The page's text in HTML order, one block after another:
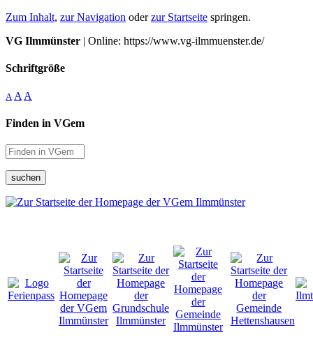
Zum Inhalt, zur Navigation oderzur Startseite springen.
VG Ilmmünster | Online: https://www.vg-ilmmuenster.de/
Schriftgröße
A A A
Finden in VGem
suchen